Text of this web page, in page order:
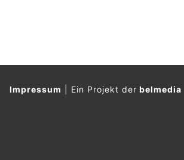
Impressum Ein Projekt derbelmedia